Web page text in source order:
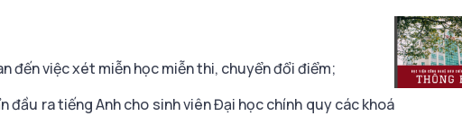
đến việc xét miễn học miễn thi, chuyển đổi điểm;
ra tiếng Anh cho sinh viên Đại học chính quy các khoá